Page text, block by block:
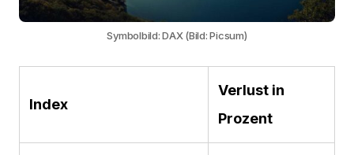
Symbolbild: DAX (Bild: Picsum)
Index
Verlust in
Prozent